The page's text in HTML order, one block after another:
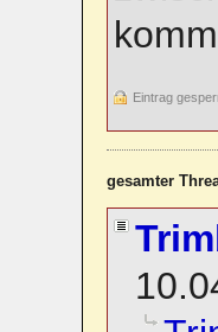
Eintrag
gesamter